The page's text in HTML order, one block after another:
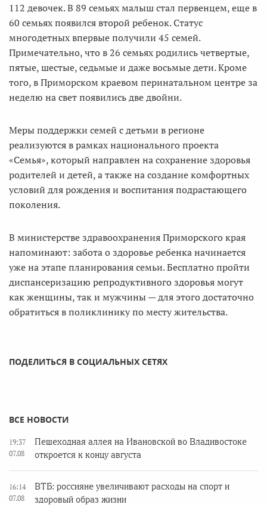
112 девочек. В 89 семьях малыш стал первенцем, еще в
60 семьях появился второй ребенок. Статус
многодетных впервые получили 45 семей.
Примечательно, что в 26 семьях родились четвертые,
пятые, шестые, седьмые и даже восьмые дети. Кроме
того, в Приморском краевом перинатальном центре за
неделю на свет появились две двойни.
Меры поддержки семей с детьми в регионе
реализуются в рамках национального проекта
«Семья», который направлен на сохранение здоровья
родителей и детей, а также на создание комфортных
условий для рождения и воспитания подрастающего
поколения.
В министерстве здравоохранения Приморского края
напоминают: забота о здоровье ребенка начинается
уже на этапе планирования семьи. Бесплатно пройти
диспансеризацию репродуктивного здоровья могут
как женщины, так и мужчины — для этого достаточно
обратиться в поликлинику по месту жительства.
ПОДЕЛИТЬСЯ В СОЦИАЛЬНЫХ СЕТЯХ
ВСЕ НОВОСТИ
19:37
07.08
Пешеходная аллея на Ивановской во Владивостоке
откроется к концу августа
16:14
07.08
ВТБ: россияне увеличивают расходы на спорт и
здоровый образ жизни